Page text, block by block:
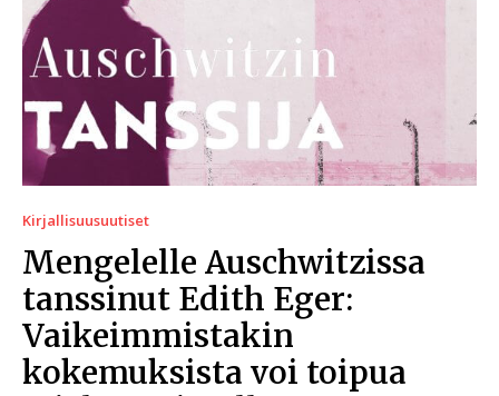
Kirjallisuusuutiset
Mengelelle Auschwitzissa
tanssinut Edith Eger:
Vaikeimmistakin
kokemuksista voi toipua